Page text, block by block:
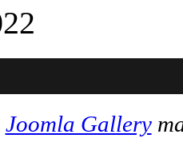
Joomla Gallery